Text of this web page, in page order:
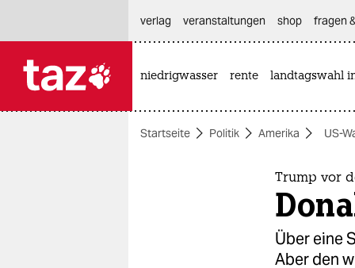
themen
verlag
veranstaltungen shop fragen
niedrigwasser rente landtagswahl
Startseite Politik Amerika US-
Trump vor
Über eine
Aber den